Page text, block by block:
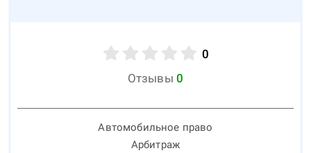
0
Отзывы 0
Автомобильное право
Арбитраж